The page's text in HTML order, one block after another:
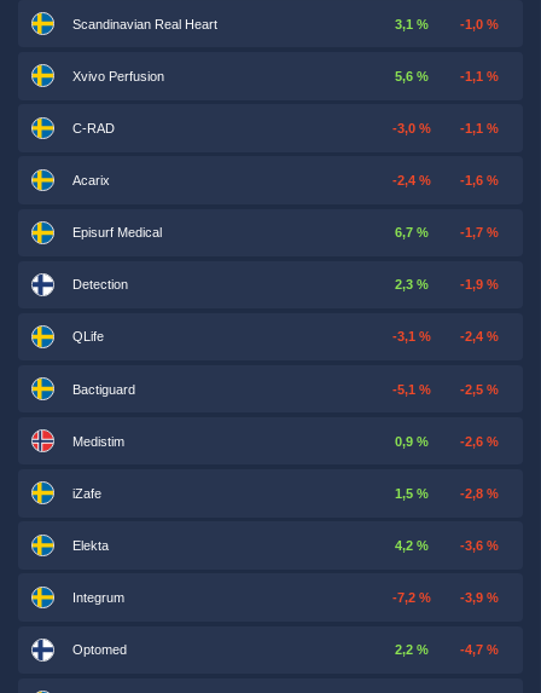
Scandinavian Real Heart 3,1 % -1,0 %
Xvivo Perfusion 5,6 % -1,1 %
C-RAD -3,0 % -1,1 %
Acarix -2,4 % -1,6 %
Episurf Medical 6,7 % -1,7 %
Detection 2,3 % -1,9 %
QLife -3,1 % -2,4 %
Bactiguard -5,1 % -2,5 %
Medistim 0,9 % -2,6 %
iZafe 1,5 % -2,8 %
Elekta 4,2 % -3,6 %
Integrum -7,2 % -3,9 %
Optomed 2,2 % -4,7 %